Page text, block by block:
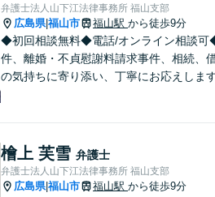
弁護士法人山下江法律事務所 福山支部
広島県|福山市 福山駅 から徒歩9分
◆初回相談無料◆電話/オンライン相談
件、離婚・不貞慰謝料請求事件、相続、
の気持ちに寄り添い、丁寧にお応えします
檜上 芙雪 弁護士
弁護士法人山下江法律事務所 福山支部
広島県|福山市 福山駅 から徒歩9分